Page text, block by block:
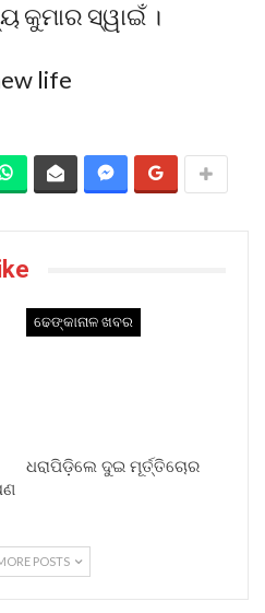
କୁମାର ସ୍ୱାଇଁ ।
ଢେଙ୍କାନାଳ ଖବର
ଧରାପିଡ଼ିଲେ ଦୁଇ ମୂର୍ତ୍ତିଚୋର
POSTS